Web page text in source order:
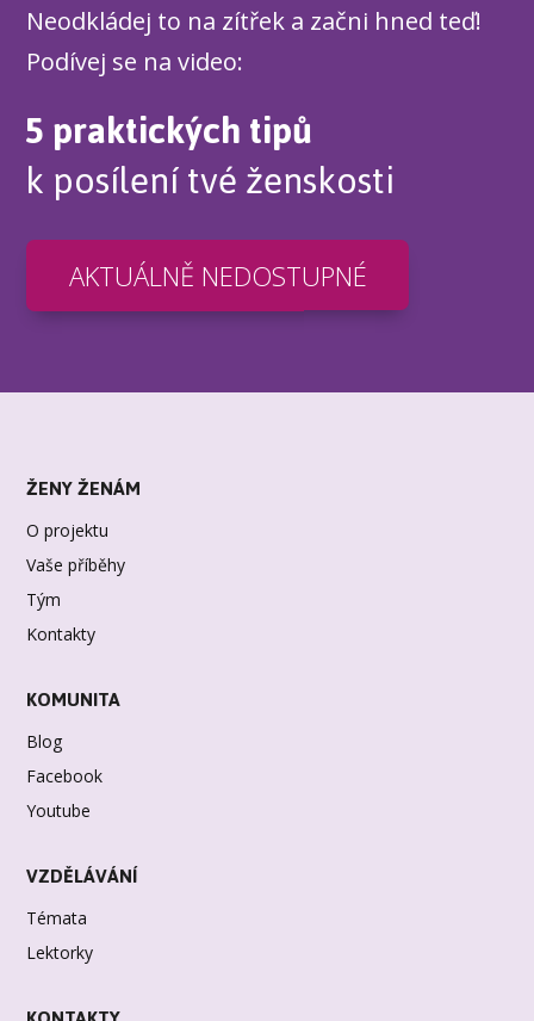
Neodkládej to na zítřek a začni hned teď!
Podívej se na video:
5 praktických tipů
k posílení tvé ženskosti
AKTUÁLNĚ NEDOSTUPNÉ
ŽENY ŽENÁM
O projektu
Vaše příběhy
Tým
Kontakty
KOMUNITA
Blog
Facebook
Youtube
VZDĚLÁVÁNÍ
Témata
Lektorky